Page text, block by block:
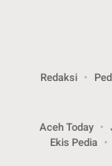
Redaksi
Aceh Today
Ekis Pedia